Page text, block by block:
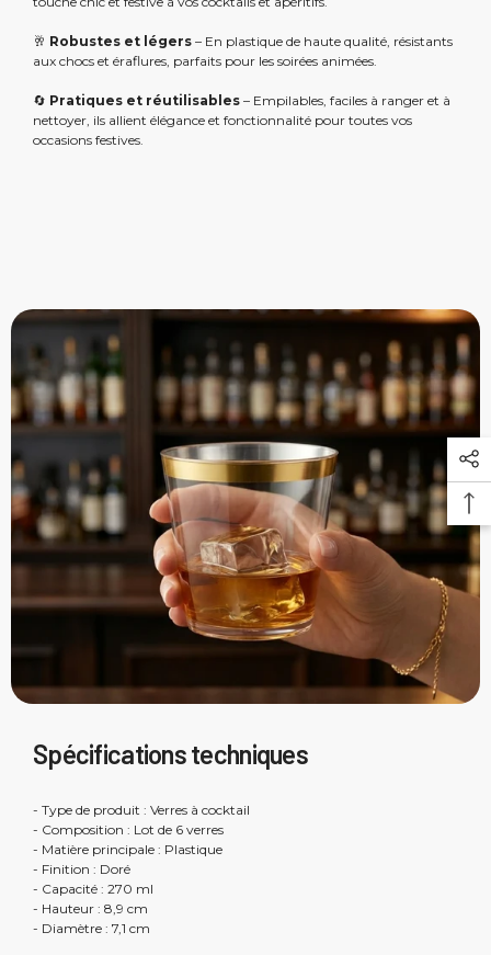
🥂 Robustes et légers – En plastique de haute qualité, résistants
aux chocs et éraflures, parfaits pour les soirées animées.
🔄 Pratiques et réutilisables – Empilables, faciles à ranger et à
nettoyer, ils allient élégance et fonctionnalité pour toutes vos
occasions festives.
Spécifications techniques
- Type de produit : Verres à cocktail
- Composition : Lot de 6 verres
- Matière principale : Plastique
- Finition : Doré
- Capacité : 270 ml
- Hauteur : 8,9 cm
- Diamètre : 7,1 cm